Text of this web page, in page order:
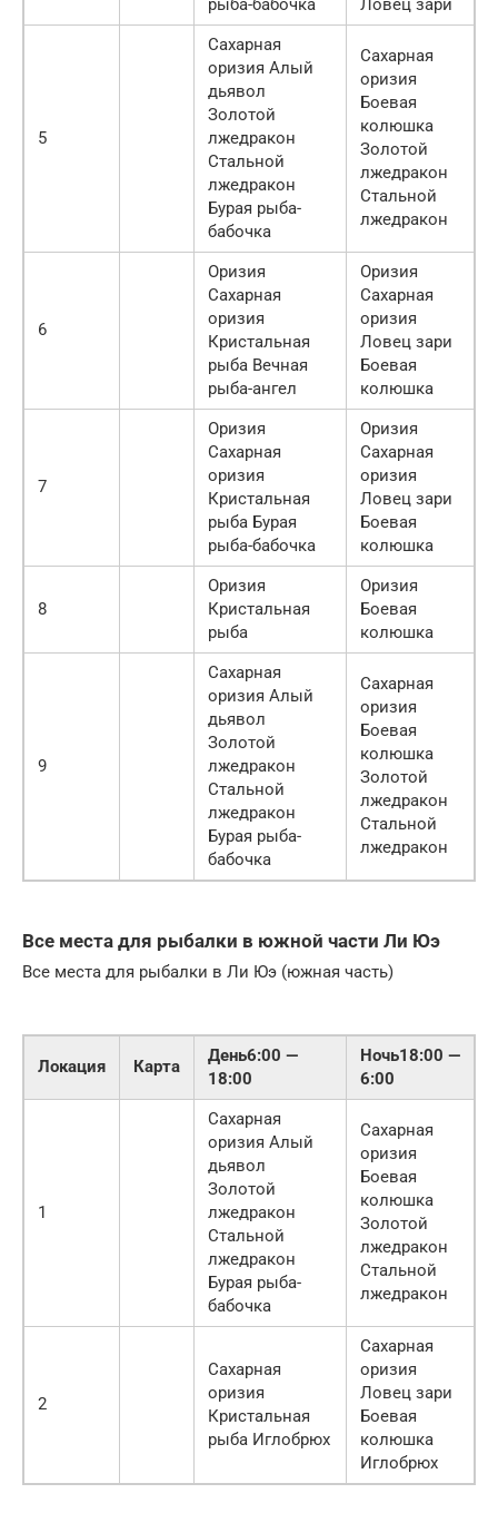
рыба-бабочка
Ловец зари
5
Сахарная
оризия Алый
дьявол
Золотой
лжедракон
Стальной
лжедракон
Бурая рыба-
бабочка
Сахарная
оризия
Боевая
колюшка
Золотой
лжедракон
Стальной
лжедракон
6
Оризия
Сахарная
оризия
Кристальная
рыба Вечная
рыба-ангел
Оризия
Сахарная
оризия
Ловец зари
Боевая
колюшка
7
Оризия
Сахарная
оризия
Кристальная
рыба Бурая
рыба-бабочка
Оризия
Сахарная
оризия
Ловец зари
Боевая
колюшка
8
Оризия
Кристальная
рыба
Оризия
Боевая
колюшка
9
Сахарная
оризия Алый
дьявол
Золотой
лжедракон
Стальной
лжедракон
Бурая рыба-
бабочка
Сахарная
оризия
Боевая
колюшка
Золотой
лжедракон
Стальной
лжедракон
Все места для рыбалки в южной части Ли Юэ
Все места для рыбалки в Ли Юэ (южная часть)
Локация Карта
День6:00 —
18:00
Ночь18:00 —
6:00
1
Сахарная
оризия Алый
дьявол
Золотой
лжедракон
Стальной
лжедракон
Бурая рыба-
бабочка
Сахарная
оризия
Боевая
колюшка
Золотой
лжедракон
Стальной
лжедракон
2
Сахарная
оризия
Кристальная
рыба Иглобрюх
Сахарная
оризия
Ловец зари
Боевая
колюшка
Иглобрюх